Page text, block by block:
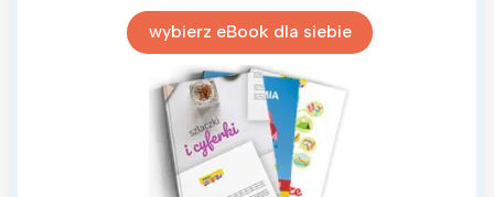
wybierz eBook dla siebie